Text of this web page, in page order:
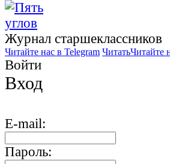
Журнал старшекласcников
Читайте нас в Telegram ЧитатьЧитайте
Войти
Вход
E-mail:
Пароль: